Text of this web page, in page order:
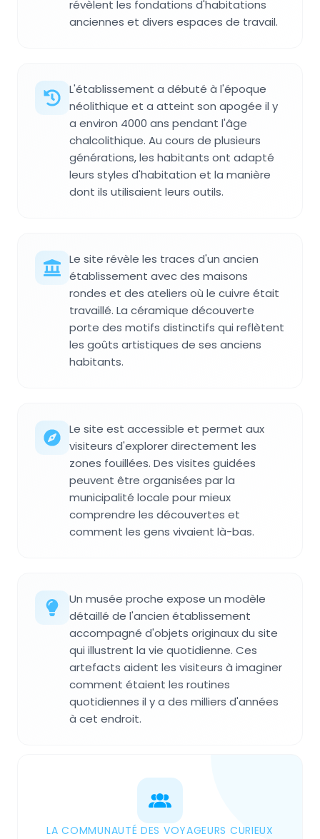
révèlent les fondations d'habitations
anciennes et divers espaces de travail.
L'établissement a débuté à l'époque
néolithique et a atteint son apogée il y
a environ 4000 ans pendant l'âge
chalcolithique. Au cours de plusieurs
générations, les habitants ont adapté
leurs styles d'habitation et la manière
dont ils utilisaient leurs outils.
Le site révèle les traces d'un ancien
établissement avec des maisons
rondes et des ateliers où le cuivre était
travaillé. La céramique découverte
porte des motifs distinctifs qui reflètent
les goûts artistiques de ses anciens
habitants.
Le site est accessible et permet aux
visiteurs d'explorer directement les
zones fouillées. Des visites guidées
peuvent être organisées par la
municipalité locale pour mieux
comprendre les découvertes et
comment les gens vivaient là-bas.
Un musée proche expose un modèle
détaillé de l'ancien établissement
accompagné d'objets originaux du site
qui illustrent la vie quotidienne. Ces
artefacts aident les visiteurs à imaginer
comment étaient les routines
quotidiennes il y a des milliers d'années
à cet endroit.
LA COMMUNAUTÉ DES VOYAGEURS CURIEUX